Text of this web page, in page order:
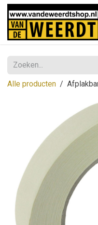
Overslaan naar inhoud
Alle producten